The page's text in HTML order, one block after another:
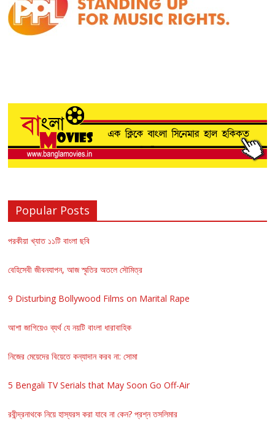
Popular Posts
পরকীয়া খ্যাত ১১টি বাংলা ছবি
বেহিসেবী জীবনযাপন, আজ স্মৃতির অতলে সৌমিত্র
9 Disturbing Bollywood Films on Marital Rape
আশা জাগিয়েও ব্যর্থ যে নয়টি বাংলা ধারাবাহিক
নিজের মেয়েদের বিয়েতে কন্যাদান করব না: সোমা
5 Bengali TV Serials that May Soon Go Off-Air
রবীন্দ্রনাথকে নিয়ে হাস্যরস করা যাবে না কেন? প্রশ্ন তসলিমার